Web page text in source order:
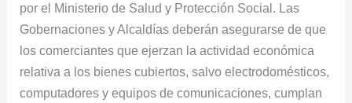
por el Ministerio de Salud y Protección Social. Las
Gobernaciones y Alcaldías deberán asegurarse de que
los comerciantes que ejerzan la actividad económica
relativa a los bienes cubiertos, salvo electrodomésticos,
computadores y equipos de comunicaciones, cumplan